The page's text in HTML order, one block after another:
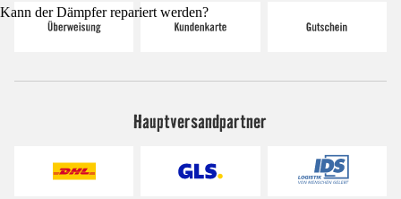
Kann der Dämpfer repariert werden?
Hauptversandpartner